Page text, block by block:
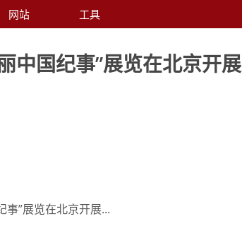
网站 工具
中国纪事”展览在北京开展
事”展览在北京开展...